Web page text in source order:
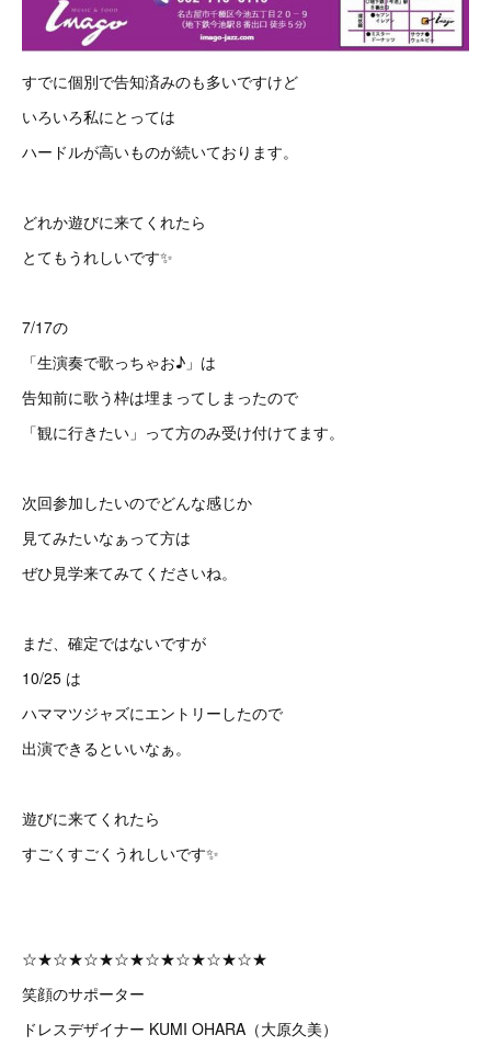
すでに個別で告知済みのも多いですけど
いろいろ私にとっては
ハードルが高いものが続いております。
どれか遊びに来てくれたら
とてもうれしいです✨
7/17の
「生演奏で歌っちゃお♪」は
告知前に歌う枠は埋まってしまったので
「観に行きたい」って方のみ受け付けてます。
次回参加したいのでどんな感じか
見てみたいなぁって方は
ぜひ見学来てみてくださいね。
まだ、確定ではないですが
10/25 は
ハママツジャズにエントリーしたので
出演できるといいなぁ。
遊びに来てくれたら
すごくすごくうれしいです✨
☆★☆★☆★☆★☆★☆★☆★☆★
笑顔のサポーター
ドレスデザイナー KUMI OHARA（大原久美）